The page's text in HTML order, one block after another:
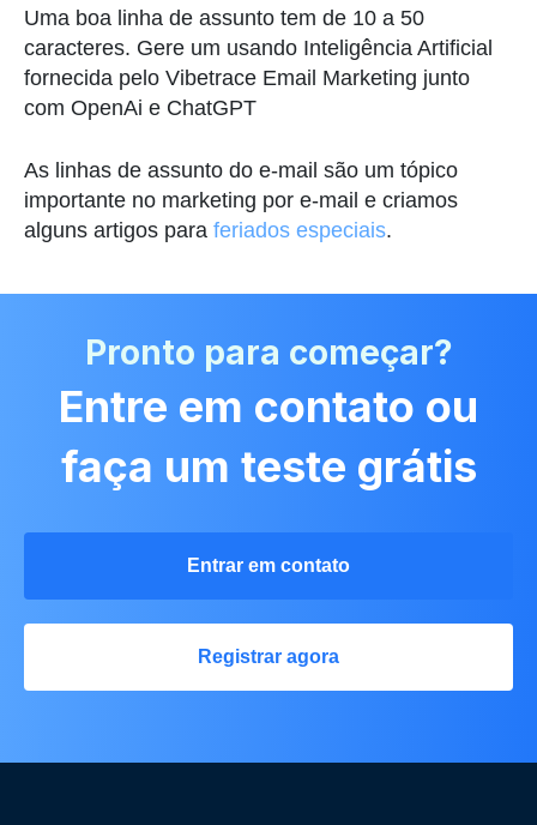
Uma boa linha de assunto tem de 10 a 50
caracteres. Gere um usando Inteligência Artificial
fornecida pelo Vibetrace Email Marketing junto
com OpenAi e ChatGPT
As linhas de assunto do e-mail são um tópico
importante no marketing por e-mail e criamos
alguns artigos para feriados especiais.
Pronto para começar?
Entre em contato ou
faça um teste grátis
Entrar em contato
Registrar agora